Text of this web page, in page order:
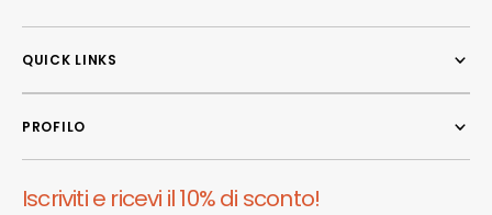
QUICK LINKS
PROFILO
Iscriviti e ricevi il 10% di sconto!